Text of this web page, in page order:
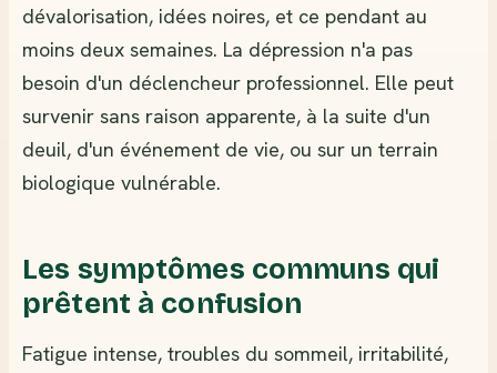
dévalorisation, idées noires, et ce pendant au
moins deux semaines. La dépression n'a pas
besoin d'un déclencheur professionnel. Elle peut
survenir sans raison apparente, à la suite d'un
deuil, d'un événement de vie, ou sur un terrain
biologique vulnérable.
Les symptômes communs qui
prêtent à confusion
Fatigue intense, troubles du sommeil, irritabilité,